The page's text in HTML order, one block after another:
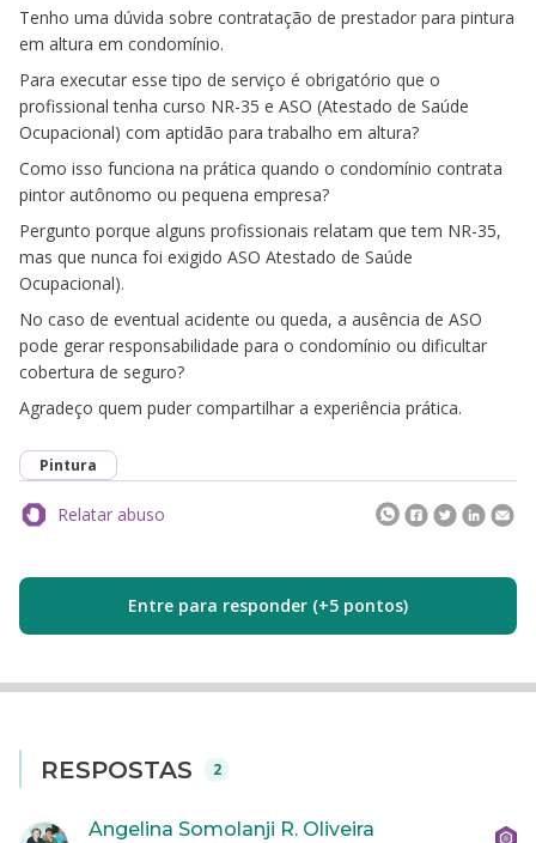
Tenho uma dúvida sobre contratação de prestador para pintura
em altura em condomínio.
Para executar esse tipo de serviço é obrigatório que o
profissional tenha curso NR-35 e ASO (Atestado de Saúde
Ocupacional) com aptidão para trabalho em altura?
Como isso funciona na prática quando o condomínio contrata
pintor autônomo ou pequena empresa?
Pergunto porque alguns profissionais relatam que tem NR-35,
mas que nunca foi exigido ASO Atestado de Saúde
Ocupacional).
No caso de eventual acidente ou queda, a ausência de ASO
pode gerar responsabilidade para o condomínio ou dificultar
cobertura de seguro?
Agradeço quem puder compartilhar a experiência prática.
Pintura
Relatar abuso
Entre para responder (+5 pontos)
RESPOSTAS 2
Angelina Somolanji R. Oliveira